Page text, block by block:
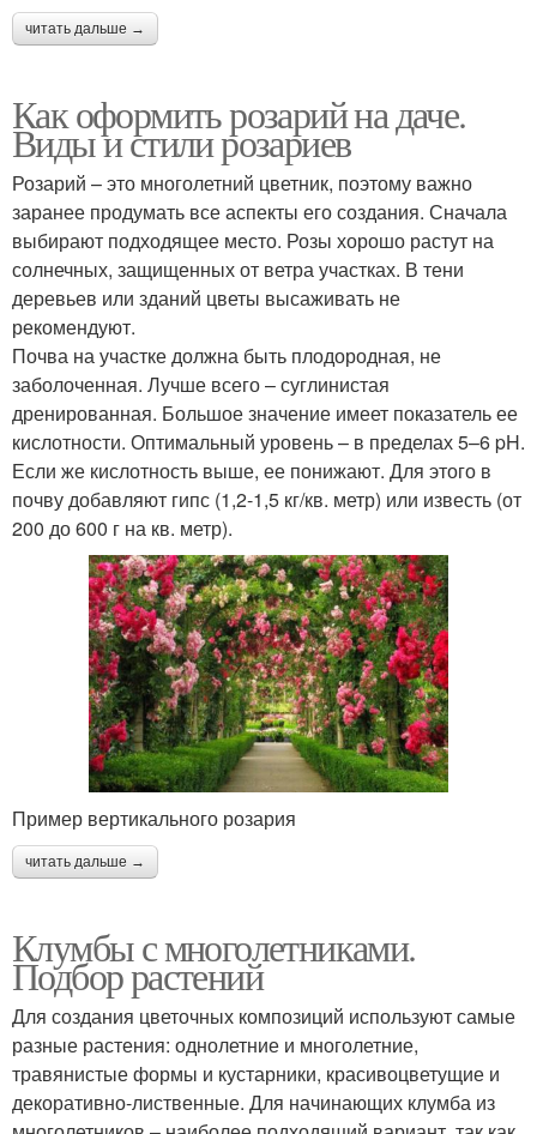
читать дальше →
Как оформить розарий на даче.
Виды и стили розариев
Розарий – это многолетний цветник, поэтому важно
заранее продумать все аспекты его создания. Сначала
выбирают подходящее место. Розы хорошо растут на
солнечных, защищенных от ветра участках. В тени
деревьев или зданий цветы высаживать не
рекомендуют.
Почва на участке должна быть плодородная, не
заболоченная. Лучше всего – суглинистая
дренированная. Большое значение имеет показатель ее
кислотности. Оптимальный уровень – в пределах 5–6 pH.
Если же кислотность выше, ее понижают. Для этого в
почву добавляют гипс (1,2-1,5 кг/кв. метр) или известь (от
200 до 600 г на кв. метр).
Пример вертикального розария
читать дальше →
Клумбы с многолетниками.
Подбор растений
Для создания цветочных композиций используют самые
разные растения: однолетние и многолетние,
травянистые формы и кустарники, красивоцветущие и
декоративно-лиственные. Для начинающих клумба из